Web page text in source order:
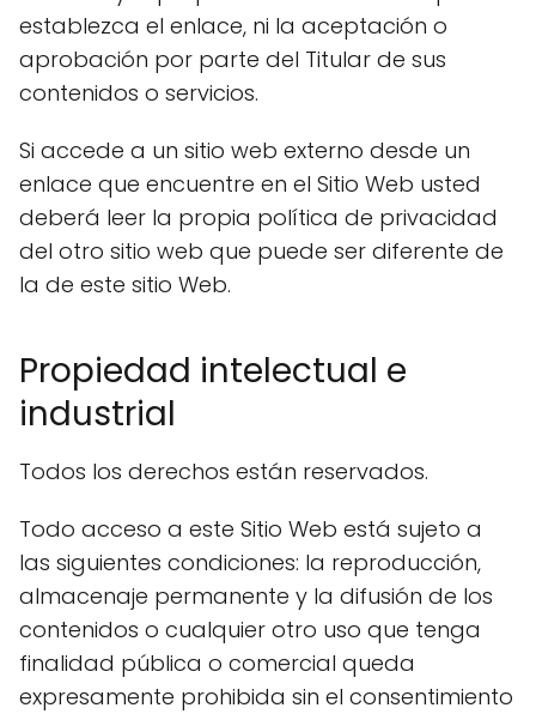
establezca el enlace, ni la aceptación o
aprobación por parte del Titular de sus
contenidos o servicios.
Si accede a un sitio web externo desde un
enlace que encuentre en el Sitio Web usted
deberá leer la propia política de privacidad
del otro sitio web que puede ser diferente de
la de este sitio Web.
Propiedad intelectual e
industrial
Todos los derechos están reservados.
Todo acceso a este Sitio Web está sujeto a
las siguientes condiciones: la reproducción,
almacenaje permanente y la difusión de los
contenidos o cualquier otro uso que tenga
finalidad pública o comercial queda
expresamente prohibida sin el consentimiento